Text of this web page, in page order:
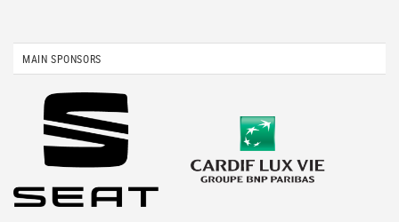
MAIN SPONSORS